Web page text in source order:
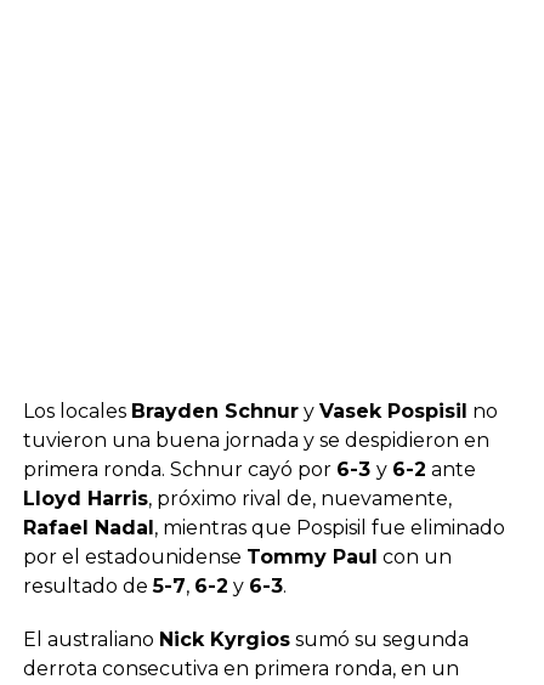
Los locales Brayden Schnury Vasek Pospisil no
tuvieron una buena jornada y se despidieron en
primera ronda. Schnur cayó por 6-3 y 6-2 ante
Lloyd Harris, próximo rival de, nuevamente,
Rafael Nadal , mientras que Pospisil fue eliminado
por el estadounidense Tommy Paul con un
resultado de5-7, 6-2 y 6-3.
El australiano Nick Kyrgiossumó su segunda
derrota consecutiva en primera ronda, en un